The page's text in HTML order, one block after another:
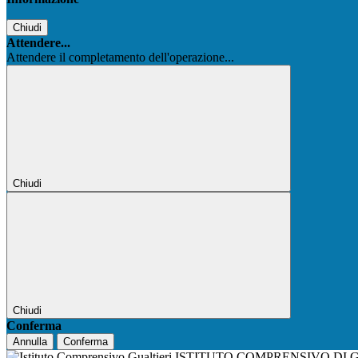
Chiudi
Attendere...
Attendere il completamento dell'operazione...
Chiudi
Chiudi
Conferma
Annulla Conferma